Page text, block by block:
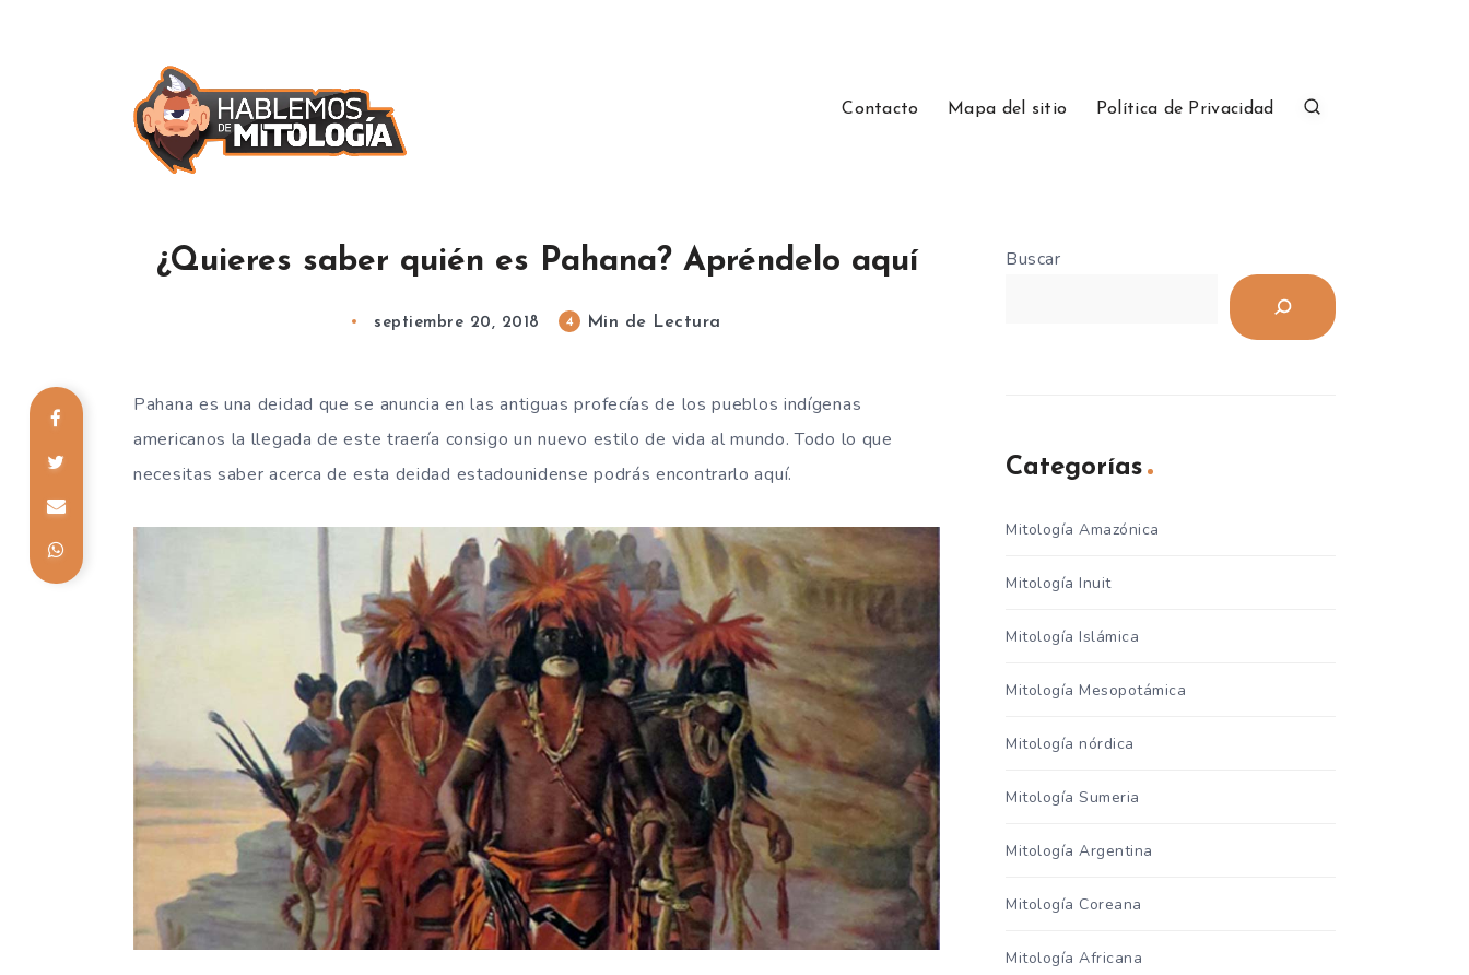
Contacto Mapa del sitio Política de Privacidad
¿Quieres saber quién es Pahana? Apréndelo aquí
septiembre 20, 2018 4 Min de Lectura
Pahana es una deidad que se anuncia en las antiguas profecías de los pueblos indígenas
americanos la llegada de este traería consigo un nuevo estilo de vida al mundo. Todo lo que
necesitas saber acerca de esta deidad estadounidense podrás encontrarlo aquí.
Buscar
Categorías
Mitología Amazónica
Mitología Inuit
Mitología Islámica
Mitología Mesopotámica
Mitología nórdica
Mitología Sumeria
Mitología Argentina
Mitología Coreana
Mitología Africana